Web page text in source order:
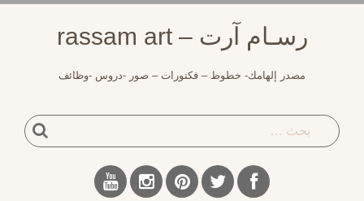
رسـام آرت – rassam art
مصدر إلهامك- خطوط – فكتورات – صور -دروس -وظائف